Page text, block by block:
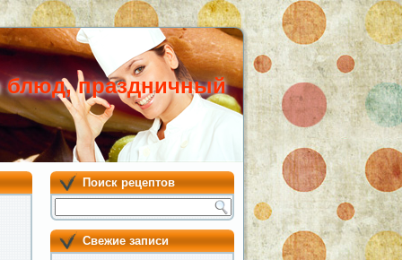
блюд, праздничный
Поиск рецептов
Свежие записи